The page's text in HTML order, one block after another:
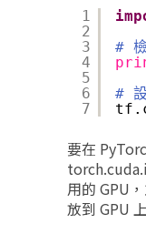
1
2
3
4
5
6
7
# 檢
#
要在
用的 GPU
放到 GPU